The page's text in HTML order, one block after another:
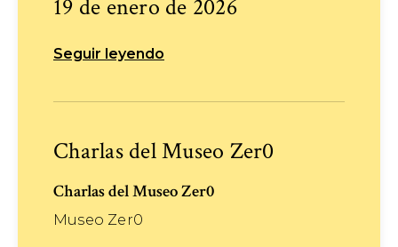
19 de enero de 2026
Seguir leyendo
Charlas del Museo Zer0
Charlas del Museo Zer0
Museo Zer0